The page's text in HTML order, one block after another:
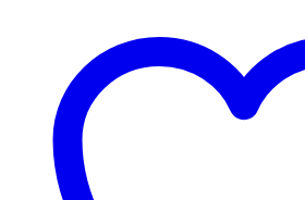
Akkuträger
Nikotinfrei
Farbe
Grün
Menge